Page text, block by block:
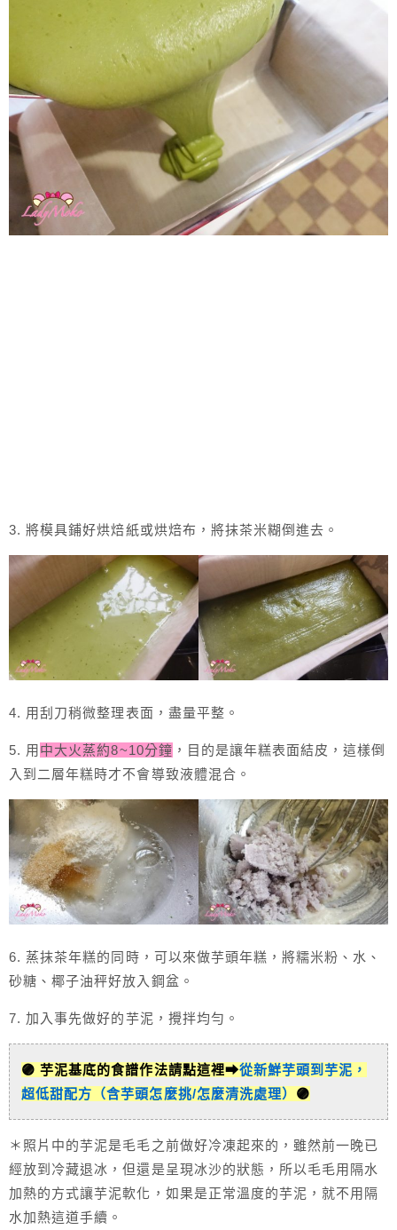
3. 將模具鋪好烘焙紙或烘焙布，將抹茶米糊倒進去。
4. 用刮刀稍微整理表面，盡量平整。
5. 用 中大火蒸約8~10分鐘 ，目的是讓年糕表面結皮，這樣倒
入到二層年糕時才不會導致液體混合。
6. 蒸抹茶年糕的同時，可以來做芋頭年糕，將糯米粉、水、
砂糖、椰子油秤好放入鋼盆。
7. 加入事先做好的芋泥，攪拌均勻。
🟣 芋泥基底的食譜作法請點這裡➡從新鮮芋頭到芋泥，
超低甜配方（含芋頭怎麼挑/怎麼清洗處理） 🟣
＊照片中的芋泥是毛毛之前做好冷凍起來的，雖然前一晚已
經放到冷藏退冰，但還是呈現冰沙的狀態，所以毛毛用隔水
加熱的方式讓芋泥軟化，如果是正常溫度的芋泥，就不用隔
水加熱這道手續。